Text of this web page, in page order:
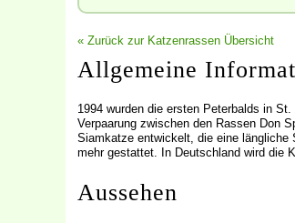
« Zurück zur Katzenrassen Übersicht
Allgemeine
1994 wurden die ersten Peterbalds in
Verpaarung zwischen den Rassen Don
Siamkatze entwickelt, die eine längliche
mehr gestattet. In Deutschland wird die
Aussehen